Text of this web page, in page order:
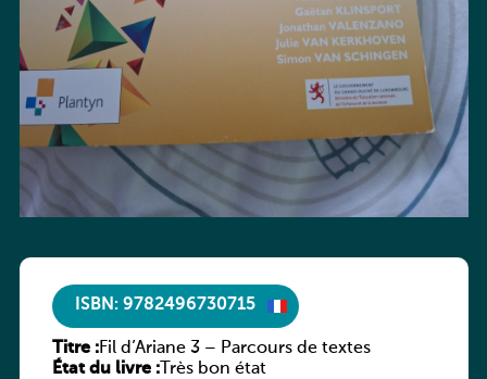
ISBN: 9782496730715
Titre :Fil d’Ariane 3 – Parcours de textes
État du livre :Très bon état